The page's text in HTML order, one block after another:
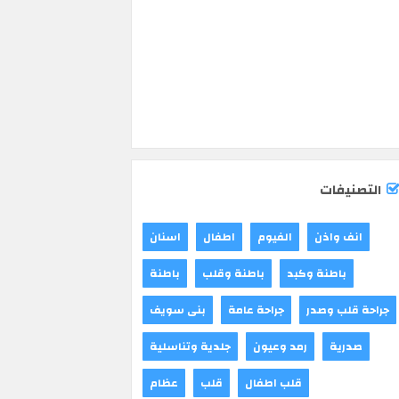
التصنيفات
اسنان اطفال الفيوم
انف واذن
باطنة
باطنة وقلب
باطنة وكبد
بنى سويف
جراحة عامة
جراحة قلب وصدر
جلدية وتناسلية
رمد وعيون
صدرية
عظام
قلب
قلب اطفال